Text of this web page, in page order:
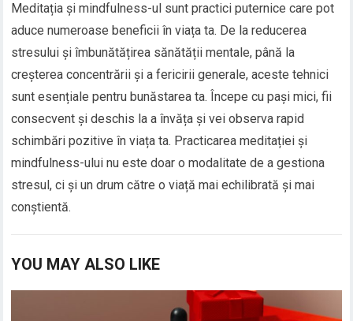
Meditația și mindfulness-ul sunt practici puternice care pot
aduce numeroase beneficii în viața ta. De la reducerea
stresului și îmbunătățirea sănătății mentale, până la
creșterea concentrării și a fericirii generale, aceste tehnici
sunt esențiale pentru bunăstarea ta. Începe cu pași mici, fii
consecvent și deschis la a învăța și vei observa rapid
schimbări pozitive în viața ta. Practicarea meditației și
mindfulness-ului nu este doar o modalitate de a gestiona
stresul, ci și un drum către o viață mai echilibrată și mai
conștientă.
YOU MAY ALSO LIKE